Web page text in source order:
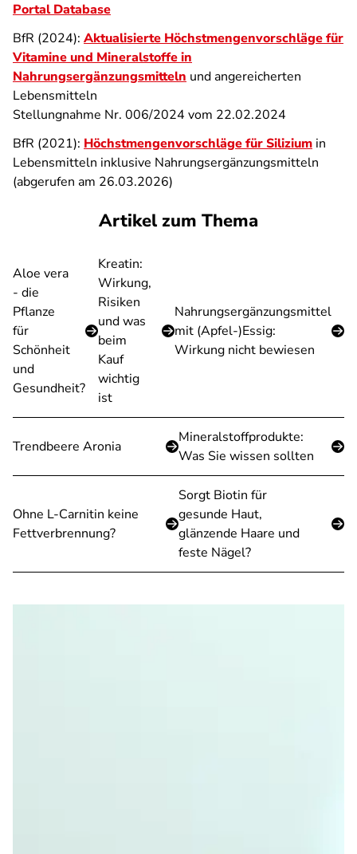
Portal Database
BfR (2024): Aktualisierte Höchstmengenvorschläge für
Vitamine und Mineralstoffe in
Nahrungsergänzungsmitteln und angereicherten
Lebensmitteln
Stellungnahme Nr. 006/2024 vom 22.02.2024
BfR (2021): Höchstmengenvorschläge für Silizium in
Lebensmitteln inklusive Nahrungsergänzungsmitteln
(abgerufen am 26.03.2026)
Artikel zum Thema
Aloe vera
- die
Pflanze
für
Schönheit
und
Gesundheit?
Kreatin:
Wirkung,
Risiken
und was
beim
Kauf
wichtig
ist
Nahrungsergänzungsmittel
mit (Apfel-)Essig:
Wirkung nicht bewiesen
Trendbeere Aronia
Mineralstoffprodukte:
Was Sie wissen sollten
Ohne L-Carnitin keine
Fettverbrennung?
Sorgt Biotin für
gesunde Haut,
glänzende Haare und
feste Nägel?